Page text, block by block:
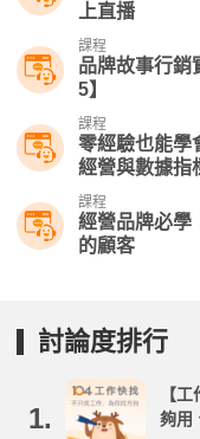
上直播
課程
品牌故事行銷
5】
課程
零經驗也能學
經營與數據指
課程
經營品牌必學
的顧客
討論度排行
1.
【
夠用